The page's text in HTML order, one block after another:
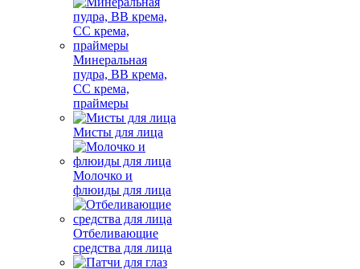
Минеральная
пудра, BB крема,
СС крема,
праймеры
Мисты для лица
Молочко и
флюиды для лица
Отбеливающие
средства для лица